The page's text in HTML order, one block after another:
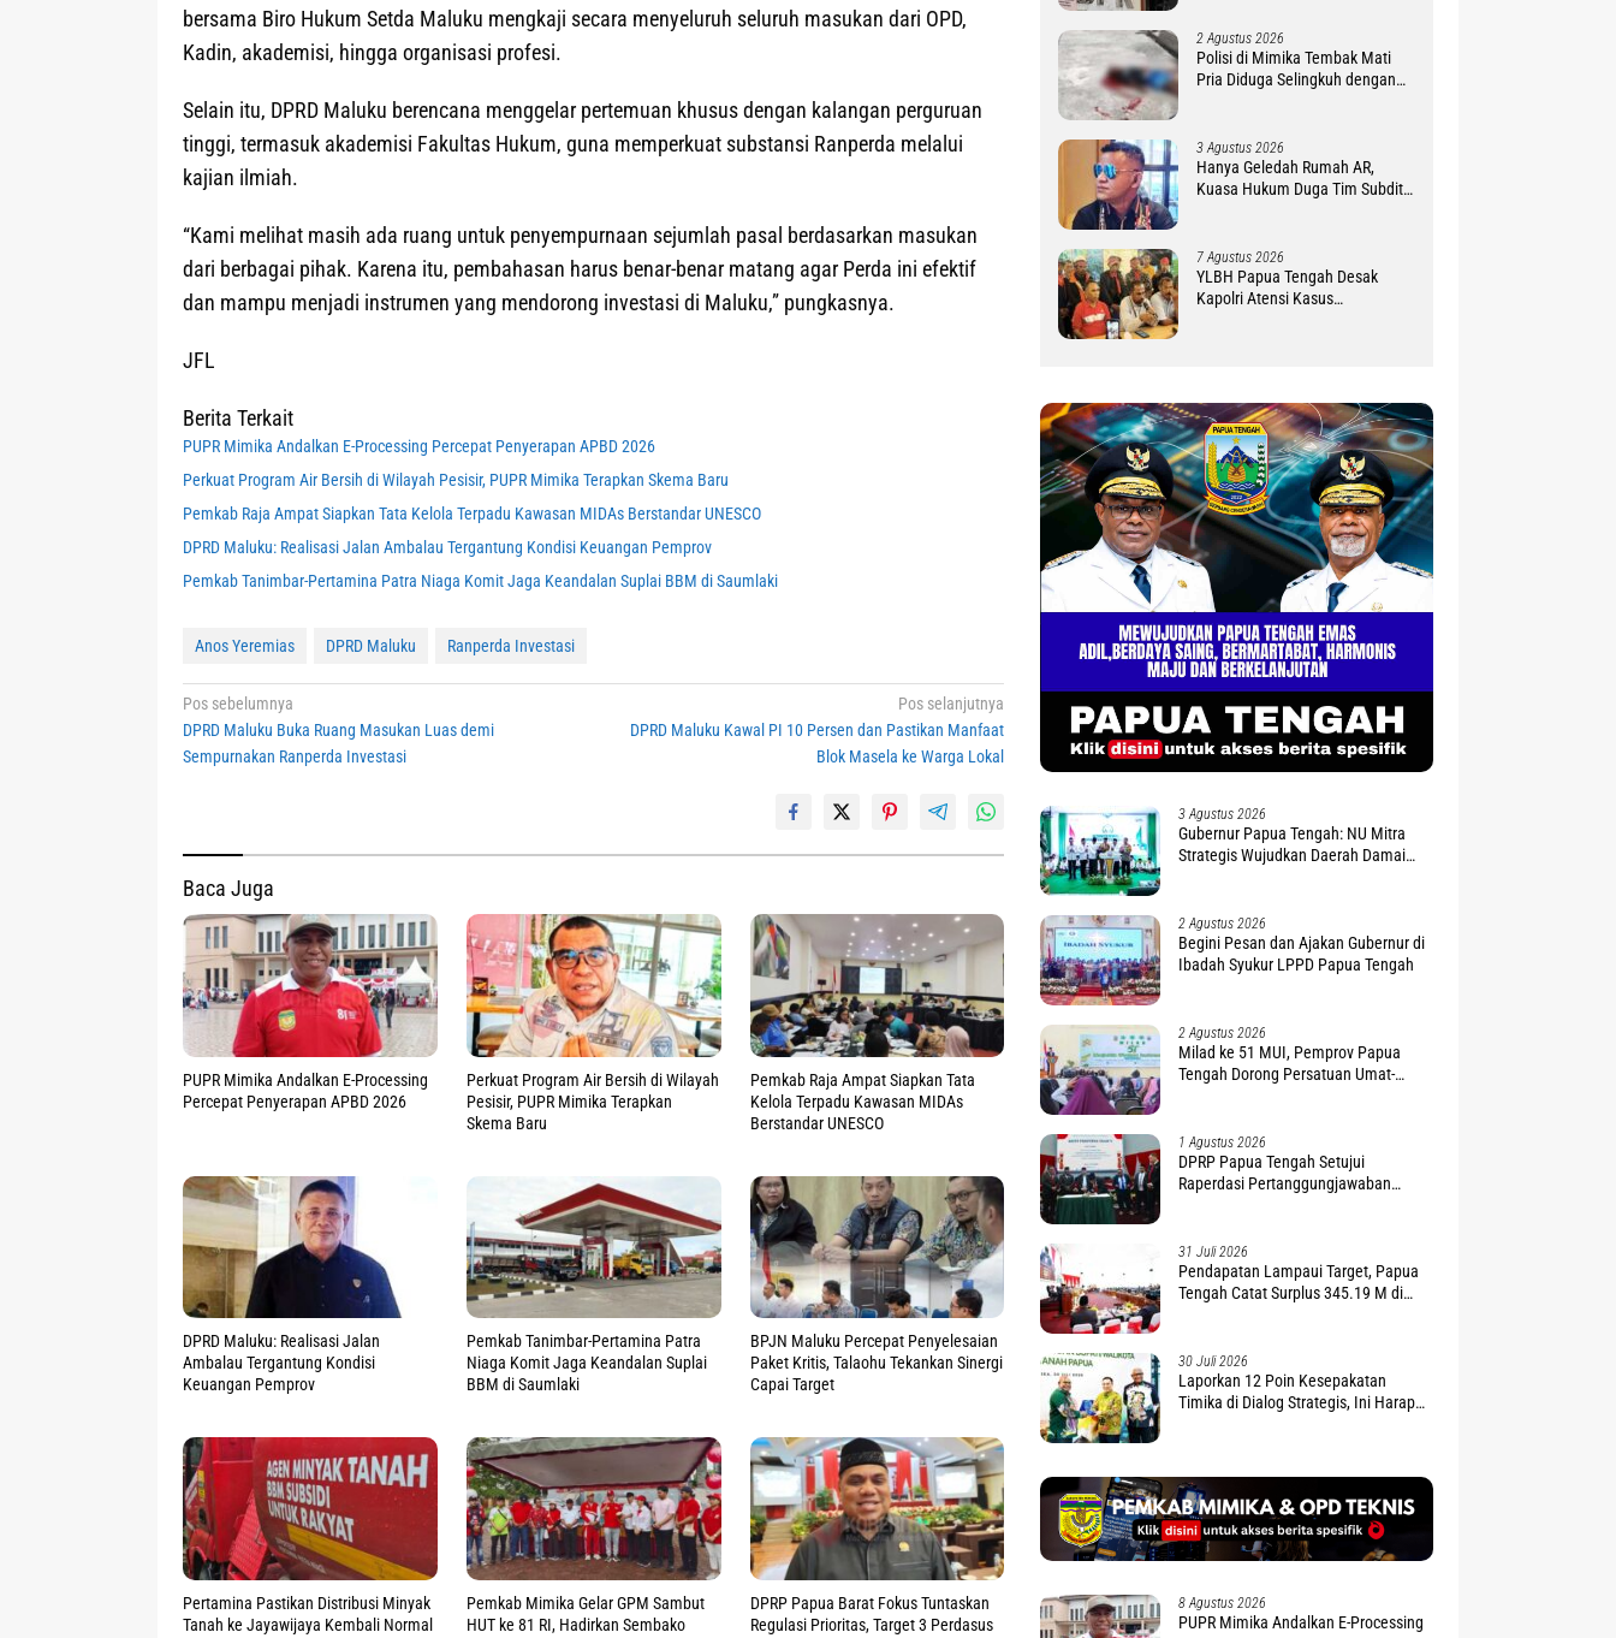
bersama Biro Hukum Setda Maluku mengkaji secara menyeluruh seluruh masukan dari OPD,
Kadin, akademisi, hingga organisasi profesi.
Selain itu, DPRD Maluku berencana menggelar pertemuan khusus dengan kalangan perguruan
tinggi, termasuk akademisi Fakultas Hukum, guna memperkuat substansi Ranperda melalui
kajian ilmiah.
“Kami melihat masih ada ruang untuk penyempurnaan sejumlah pasal berdasarkan masukan
dari berbagai pihak. Karena itu, pembahasan harus benar-benar matang agar Perda ini efektif
dan mampu menjadi instrumen yang mendorong investasi di Maluku,” pungkasnya.
JFL
Berita Terkait
PUPR Mimika Andalkan E-Processing Percepat Penyerapan APBD 2026
Perkuat Program Air Bersih di Wilayah Pesisir, PUPR Mimika Terapkan Skema Baru
Pemkab Raja Ampat Siapkan Tata Kelola Terpadu Kawasan MIDAs Berstandar UNESCO
DPRD Maluku: Realisasi Jalan Ambalau Tergantung Kondisi Keuangan Pemprov
Pemkab Tanimbar-Pertamina Patra Niaga Komit Jaga Keandalan Suplai BBM di Saumlaki
Anos Yeremias DPRD Maluku Ranperda Investasi
Navigasi
pos
Pos sebelumnya
DPRD Maluku Buka Ruang Masukan Luas demi
Sempurnakan Ranperda Investasi
Pos selanjutnya
DPRD Maluku Kawal PI 10 Persen dan Pastikan Manfaat
Blok Masela ke Warga Lokal
Baca Juga
PUPR Mimika Andalkan E-Processing
Percepat Penyerapan APBD 2026
Perkuat Program Air Bersih di Wilayah
Pesisir, PUPR Mimika Terapkan
Skema Baru
Pemkab Raja Ampat Siapkan Tata
Kelola Terpadu Kawasan MIDAs
Berstandar UNESCO
DPRD Maluku: Realisasi Jalan
Ambalau Tergantung Kondisi
Keuangan Pemprov
Pemkab Tanimbar-Pertamina Patra
Niaga Komit Jaga Keandalan Suplai
BBM di Saumlaki
BPJN Maluku Percepat Penyelesaian
Paket Kritis, Talaohu Tekankan Sinergi
Capai Target
Pertamina Pastikan Distribusi Minyak
Tanah ke Jayawijaya Kembali Normal
Pemkab Mimika Gelar GPM Sambut
HUT ke 81 RI, Hadirkan Sembako
DPRP Papua Barat Fokus Tuntaskan
Regulasi Prioritas, Target 3 Perdasus
2 Agustus 2026
Polisi di Mimika Tembak Mati
Pria Diduga Selingkuh dengan
3 Agustus 2026
Hanya Geledah Rumah AR,
Kuasa Hukum Duga Tim Subdit
7 Agustus 2026
YLBH Papua Tengah Desak
Kapolri Atensi Kasus
3 Agustus 2026
Gubernur Papua Tengah: NU Mitra
Strategis Wujudkan Daerah Damai
2 Agustus 2026
Begini Pesan dan Ajakan Gubernur di
Ibadah Syukur LPPD Papua Tengah
2 Agustus 2026
Milad ke 51 MUI, Pemprov Papua
Tengah Dorong Persatuan Umat-
1 Agustus 2026
DPRP Papua Tengah Setujui
Raperdasi Pertanggungjawaban
31 Juli 2026
Pendapatan Lampaui Target, Papua
Tengah Catat Surplus 345.19 M di
30 Juli 2026
Laporkan 12 Poin Kesepakatan
Timika di Dialog Strategis, Ini Harapan
8 Agustus 2026
PUPR Mimika Andalkan E-Processing